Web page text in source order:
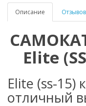
Описание
САМОКАТ
Elite
Elite (ss-15)
отличный